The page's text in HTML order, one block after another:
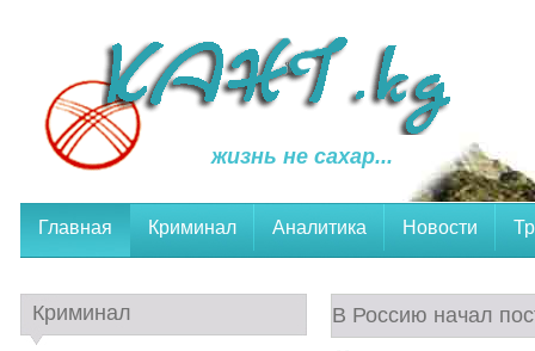
жизнь не сахар...
Главная Криминал Аналитика Новости
В Россию начал
Криминал